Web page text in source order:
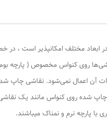
مختلف امکانپذیر است ،
روی کنواس مخصوص ( پارچه
آن اعمال نمی‌شود. نقاشی
شده روی کنواس مانند یک
پارچه نرم و نمناک میباشند.